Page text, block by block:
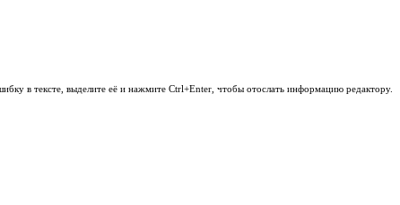
в тексте, выделите её и нажмите Ctrl+Enter, чтобы отослать информацию редактору.